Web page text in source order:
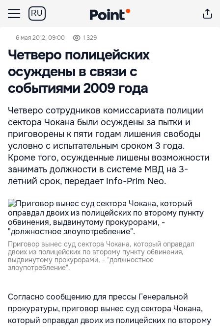
RU
6 мая 2012, 09:00 1 329
Четверо полицейских
осуждены в связи с
событиями 2009 года
Четверо сотрудников комиссариата полиции
сектора Чокана были осуждены за пытки и
приговорены к пяти годам лишения свободы
условно с испытательным сроком 3 года.
Кроме того, осужденные лишены возможности
занимать должности в системе МВД на 3-
летний срок, передает Info-Prim Neo.
Приговор вынес суд сектора Чокана, который оправдал
двоих из полицейских по второму пункту обвинения,
выдвинутому прокурорами, - "должностное
злоупотребление".
Согласно сообщению для прессы Генеральной
прокуратуры, приговор вынес суд сектора Чокана,
который оправдал двоих из полицейских по второму